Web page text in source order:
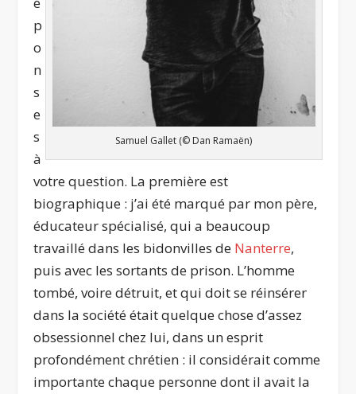
Samuel Gallet (© Dan Ramaën)
p
o
n
s
e
s
à
votre question. La première est
biographique : j’ai été marqué par mon père,
éducateur spécialisé, qui a beaucoup
travaillé dans les bidonvilles de Nanterre,
puis avec les sortants de prison. L’homme
tombé, voire détruit, et qui doit se réinsérer
dans la société était quelque chose d’assez
obsessionnel chez lui, dans un esprit
profondément chrétien : il considérait comme
importante chaque personne dont il avait la